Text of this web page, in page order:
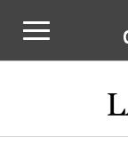
Actualidad